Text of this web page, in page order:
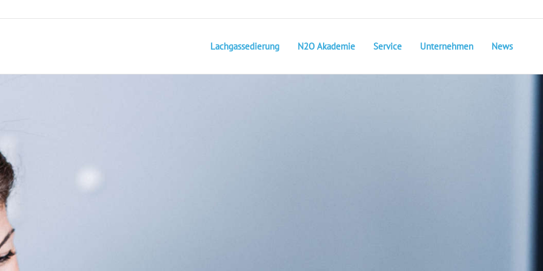
Lachgassedierung
N2O Akademie Service Unternehmen News